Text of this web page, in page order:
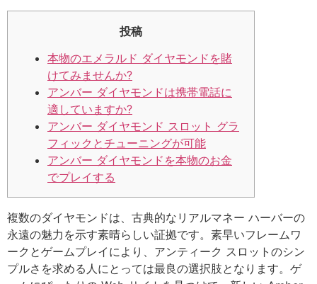
投稿
本物のエメラルド ダイヤモンドを賭
けてみませんか?
アンバー ダイヤモンドは携帯電話に
適していますか?
アンバー ダイヤモンド スロット グラ
フィックとチューニングが可能
アンバー ダイヤモンドを本物のお金
でプレイする
複数のダイヤモンドは、古典的なリアルマネー ハーバーの
永遠の魅力を示す素晴らしい証拠です。素早いフレームワ
ークとゲームプレイにより、アンティーク スロットのシン
プルさを求める人にとっては最良の選択肢となります。ゲ